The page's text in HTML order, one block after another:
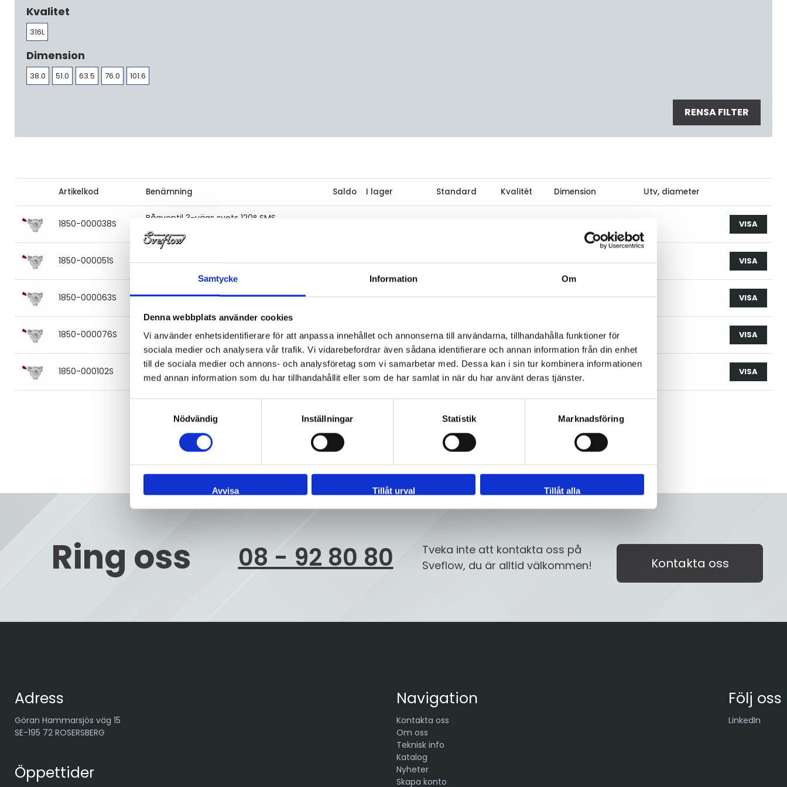
Samtycke Information Om
Denna webbplats använder cookies
Vi använder enhetsidentifierare för att anpassa innehållet och annonserna till användarna, tillhandahålla funktioner för
sociala medier och analysera vår trafik. Vi vidarebefordrar även sådana identifierare och annan information från din enhet
till de sociala medier och annons- och analysföretag som vi samarbetar med. Dessa kan i sin tur kombinera informationen
med annan information som du har tillhandahållit eller som de har samlat in när du har använt deras tjänster.
Nödvändig
Inställningar Statistik Marknadsföring
Avvisa Tillåt urval Tillåt alla
Kvalitet
316L
Dimension
38.0 51.0 63.5 76.0 101.6
RENSA FILTER
Artikelkod Benämning Saldo I lager Standard Kvalitét Dimension Utv, diameter
1850-000038S
Bågventil 3-vägs svets 120° SMS
38 316L, EPDM
VISA
1850-000051S
316L, EPDM
0 Ej i lager SMS 316L 51.0 st VISA
1850-000063S 0 Ej i lager SMS 316L 63.5 st VISA
1850-000076S
76 316L, EPDM
0 Ej i lager SMS 316L 76.0 VISA
1850-000102S
Bågventil 3-vägs svets 120° SMS
102 316L, EPDM
0 Ej i lager SMS 316L 101.6 st VISA
Ring oss 08 - 92 80 80
Tveka inte att kontakta oss på
Sveflow, du är alltid välkommen!
Kontakta oss
Adress
Göran Hammarsjös väg 15
SE-195 72 ROSERSBERG
Öppettider
Navigation
Kontakta oss
Om oss
Teknisk info
Katalog
Nyheter
Skapa konto
Följ oss
LinkedIn